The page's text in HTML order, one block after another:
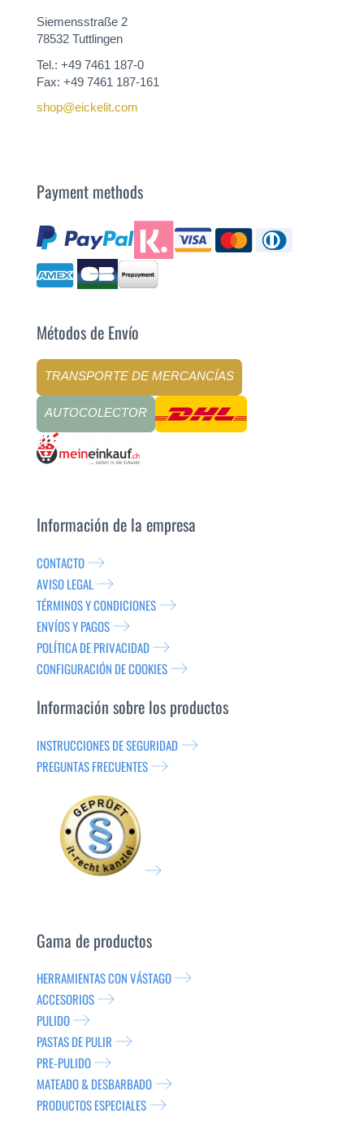
Siemensstraße 2
78532 Tuttlingen
Tel.: +49 7461 187-0
Fax: +49 7461 187-161
shop@eickelit.com
Payment methods
Métodos de Envío
TRANSPORTE DE MERCANCÍAS
AUTOCOLECTOR
Información de la empresa
CONTACTO
AVISO LEGAL
TÉRMINOS Y CONDICIONES
ENVÍOS Y PAGOS
POLÍTICA DE PRIVACIDAD
CONFIGURACIÓN DE COOKIES
Información sobre los productos
INSTRUCCIONES DE SEGURIDAD
PREGUNTAS FRECUENTES
Gama de productos
HERRAMIENTAS CON VÁSTAGO
ACCESORIOS
PULIDO
PASTAS DE PULIR
PRE-PULIDO
MATEADO & DESBARBADO
PRODUCTOS ESPECIALES